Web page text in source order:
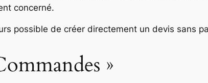
concerné.
possible de créer directement un devis sans
»